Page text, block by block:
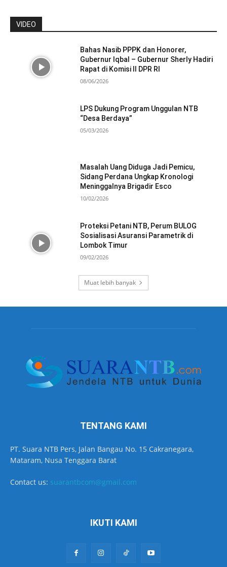
VIDEO
Bahas Nasib PPPK dan Honorer,
Gubernur Iqbal – Gubernur Sherly Hadiri
Rapat di Komisi II DPR RI
08/06/2026
LPS Dukung Program Unggulan NTB
“Desa Berdaya”
05/03/2026
Masalah Uang Diduga Jadi Pemicu,
Sidang Perdana Ungkap Kronologi
Meninggalnya Brigadir Esco
10/02/2026
Proteksi Petani NTB, Perum BULOG
Sosialisasi Asuransi Parametrik di
Lombok Timur
09/02/2026
Muat lebih banyak
TENTANG KAMI
PT. Suara NTB Pers, Jalan Bangau No. 15 Cakranegara,
Mataram, Nusa Tenggara Barat
Contact us: suarantbcom@gmail.com
IKUTI KAMI